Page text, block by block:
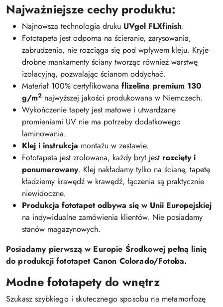
Najważniejsze cechy produktu:
Najnowsza technologia druku UVgel FLXfinish.
Fototapeta jest odporna na ścieranie, zarysowania,
zabrudzenia, nie rozciąga się pod wpływem kleju. Kryje
drobne mankamenty ściany tworząc również warstwę
izolacyjną, pozwalając ścianom oddychać.
Materiał 100% certyfikowana flizelina premium 130
g/m2 najwyższej jakości produkowana w Niemczech.
Wykończenie tapety jest matowe i utwardzane
promieniami UV nie ma potrzeby dodatkowego
laminowania.
Klej i instrukcja montażu w zestawie.
Fototapeta jest zrolowana, każdy bryt jest rozcięty i
ponumerowany. Klej nakładamy tylko na ścianę, tapetę
kładziemy krawędź w krawędź, łączenia są praktycznie
niewidoczne.
Produkcja fototapet odbywa się w Unii Europejskiej
na indywidualne zamówienia klientów. Nie posiadamy
stanów magazynowych.
Posiadamy pierwszą w Europie Środkowej pełną linię
do produkcji fototapet Canon Colorado/Fotoba.
Modne fototapety do wnętrz
Szukasz szybkiego i skutecznego sposobu na metamorfozę